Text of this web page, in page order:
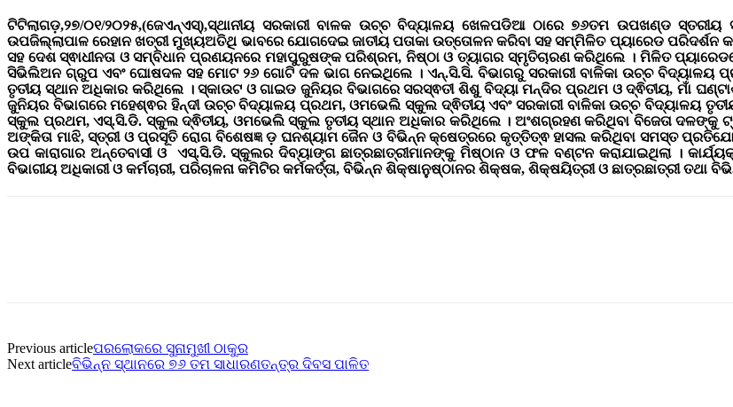
ଟିଟିଲାଗଡ଼,୨୭/୦୧/୨୦୨୫,(ଜେଏନ୍ଏସ୍),ସ୍ଥାନୀୟ ସରକାରୀ ବାଳକ ଉଚ୍ଚ ବିଦ୍ୟାଳୟ ଖେଳପଡିଆ ଠାରେ ୭୬ତମ ଉପଖଣ୍ଡ
ଉପଜିଲ୍ଲାପାଳ ରେହାନ ଖତ୍ରୀ ମୁଖ୍ୟଅତିଥି ଭାବରେ ଯୋଗଦେଇ ଜାତୀୟ ପତାକା ଉତ୍ତୋଳନ କରିବା ସହ ସମ୍ମିଳିତ ପ୍ୟାରେଡ
ସହ ଦେଶ ସ୍ଵାଧୀନତା ଓ ସମ୍ବିଧାନ ପ୍ରଣୟନରେ ମହାପୁରୁଷଙ୍କ ପରିଶ୍ରମ, ନିଷ୍ଠା ଓ ତ୍ୟାଗର ସ୍ମୃତିଚାରଣ କରିଥିଲେ । ମିଳିତ
ସିଭିଲିଅନ ଗ୍ରୁପ ଏବଂ ଘୋଷଦଳ ସହ ମୋଟ ୨୬ ଗୋଟି ଦଳ ଭାଗ ନେଇଥିଲେ । ଏନ୍.ସି.ସି. ବିଭାଗରୁ ସରକାରୀ ବାଳିକା ଉଚ୍ଚ
ତୃତୀୟ ସ୍ଥାନ ଅଧିକାର କରିଥିଲେ । ସ୍କାଉଟ ଓ ଗାଇଡ ଜୁନିୟର ବିଭାଗରେ ସରସ୍ଵତୀ ଶିଶୁ ବିଦ୍ୟା ମନ୍ଦିର ପ୍ରଥମ ଓ ଦ୍ଵିତୀୟ, ମାଁ
ଜୁନିୟର ବିଭାଗରେ ମହେଶ୍ଵର ହିନ୍ଦୀ ଉଚ୍ଚ ବିଦ୍ୟାଳୟ ପ୍ରଥମ, ଓମଭେଲି ସ୍କୁଲ ଦ୍ଵିତୀୟ ଏବଂ ସରକାରୀ ବାଳିକା ଉଚ୍ଚ ବିଦ୍ୟାଳୟ
ସ୍କୁଲ ପ୍ରଥମ, ଏସ୍.ସି.ଡି. ସ୍କୁଲ ଦ୍ଵିତୀୟ, ଓମଭେଲି ସ୍କୁଲ ତୃତୀୟ ସ୍ଥାନ ଅଧିକାର କରିଥିଲେ । ଅଂଶଗ୍ରହଣ କରିଥିବା ବିଜେତା ଦଳଙ୍କୁ
ଅଙ୍କିତା ମାଝି, ସ୍ତ୍ରୀ ଓ ପ୍ରସୂତି ରୋଗ ବିଶେଷଜ୍ଞ ଡ଼ ଘନଶ୍ୟାମ ଜୈନ ଓ ବିଭିନ୍ନ କ୍ଷେତ୍ରରେ କୃତ୍ତିତ୍ଵ ହାସଲ କରିଥିବା ସମସ୍ତ
ଉପ କାରାଗାର ଅନ୍ତେବାସୀ ଓ
ଏସ୍.ସି.ଡି.ସ୍କୁଲର ଦିବ୍ୟାଙ୍ଗ ଛାତ୍ରଛାତ୍ରୀମାନଙ୍କୁ ମିଷ୍ଠାନ ଓ ଫଳ ବଣ୍ଟନ କରାଯାଇଥିଲା ।
ବିଭାଗୀୟ ଅଧିକାରୀ ଓ କର୍ମଚାରୀ, ପରିଚାଳନା କମିଟିର କର୍ମକର୍ତ୍ତା, ବିଭିନ୍ନ ଶିକ୍ଷାନୁଷ୍ଠାନର ଶିକ୍ଷକ, ଶିକ୍ଷୟିତ୍ରୀ ଓ ଛାତ୍ରଛାତ୍ରୀ
Previous articleପରଲୋକରେ ସୁନାମୁଖୀ ଠାକୁର
Next articleବିଭିନ୍ନ ସ୍ଥାନରେ ୭୬ ତମ ସାଧାରଣତନ୍ତ୍ର ଦିବସ ପାଳିତ